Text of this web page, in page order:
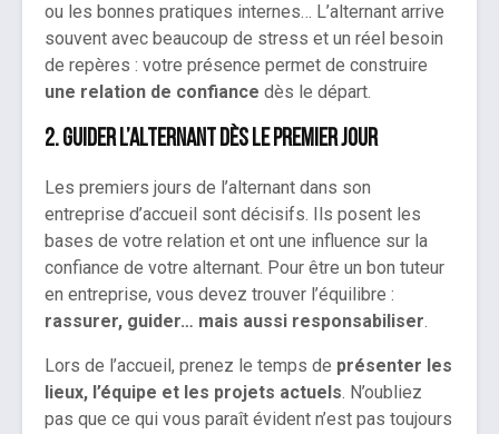
ou les bonnes pratiques internes… L’alternant arrive
souvent avec beaucoup de stress et un réel besoin
de repères : votre présence permet de construire
une relation de confiance dès le départ.
2. Guider l’alternant dès le premier jour
Les premiers jours de l’alternant dans son
entreprise d’accueil sont décisifs. Ils posent les
bases de votre relation et ont une influence sur la
confiance de votre alternant. Pour être un bon tuteur
en entreprise, vous devez trouver l’équilibre :
rassurer, guider… mais aussi responsabiliser.
Lors de l’accueil, prenez le temps de présenter les
lieux, l’équipe et les projets actuels. N’oubliez
pas que ce qui vous paraît évident n’est pas toujours